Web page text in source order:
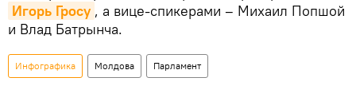
Игорь Гросу , а вице-спикерами – Михаил Попшой
и Влад Батрынча.
Инфографика Молдова Парламент